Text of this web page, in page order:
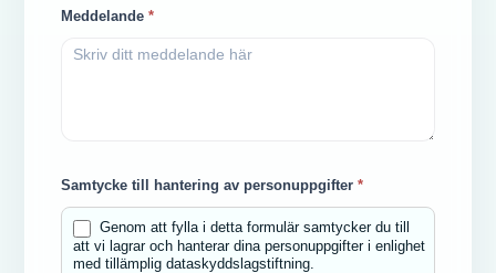
Meddelande*
Samtycke till hantering av personuppgifter*
Genom att fylla i detta formulär samtycker du till
att vi lagrar och hanterar dina personuppgifter i enlighet
med tillämplig dataskyddslagstiftning.